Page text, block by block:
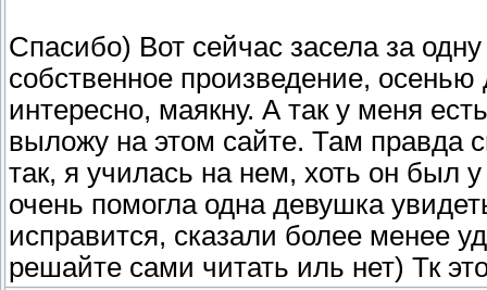
Спасибо) Вот сейчас засела за
собственное произведение,
интересно, маякну. А так у меня
выложу на этом сайте. Там правда
так, я училась на нем, хоть он
очень помогла одна девушка
исправится, сказали более менее
решайте сами читать иль нет) Тк